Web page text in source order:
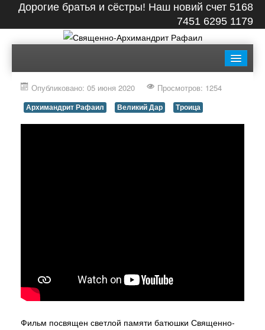
Дорогие братья и сёстры! Наш новий счет 5168
7451 6295 1179
ГЛАВНАЯ ЛЕНТА
СТАТЬИ
КНИГИ ФОТО КОНТАКТЫ
Опубликовано: 05 июня 2020 Просмотров: 1254
Архимандрит Рафаил Великий Дар Троица
Фильм посвящен светлой памяти батюшки Священно-